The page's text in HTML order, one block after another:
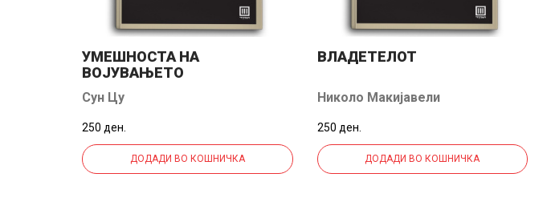
УМЕШНОСТА НА
ВОЈУВАЊЕТО
Сун Цу
250 ден.
ДОДАДИ ВО КОШНИЧКА
ВЛАДЕТЕЛОТ
Николо Макијавели
250 ден.
ДОДАДИ ВО КОШНИЧКА